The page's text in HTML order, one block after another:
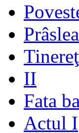
II
Fata
Actul I